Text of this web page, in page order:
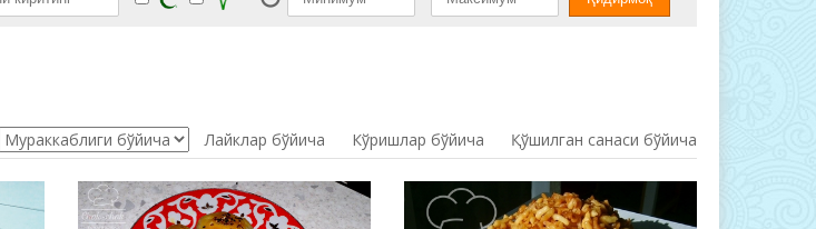
Лайклар бўйича Кўришлар бўйича Қўшилган санаси бўйича